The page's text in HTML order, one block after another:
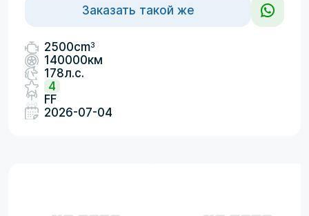
Заказать такой же
2500cm3
140000км
178л.с.
4
FF
2026-07-04